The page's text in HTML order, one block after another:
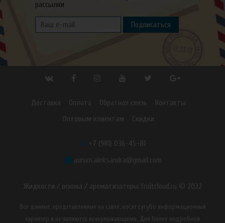
рассылки
Подписаться
Доставка Оплата Обратная связь
Контакты
Оптовым клиентам
Скидки
+7 (981) 036-45-81
aurum.aleksandra@gmail.com
Жидкости / основа / ароматизаторы fruitcloud.ru © 2022
Все данные, представленные на сайте, носят сугубо информационный
характер и не являются исчерпывающими. Для более подробной